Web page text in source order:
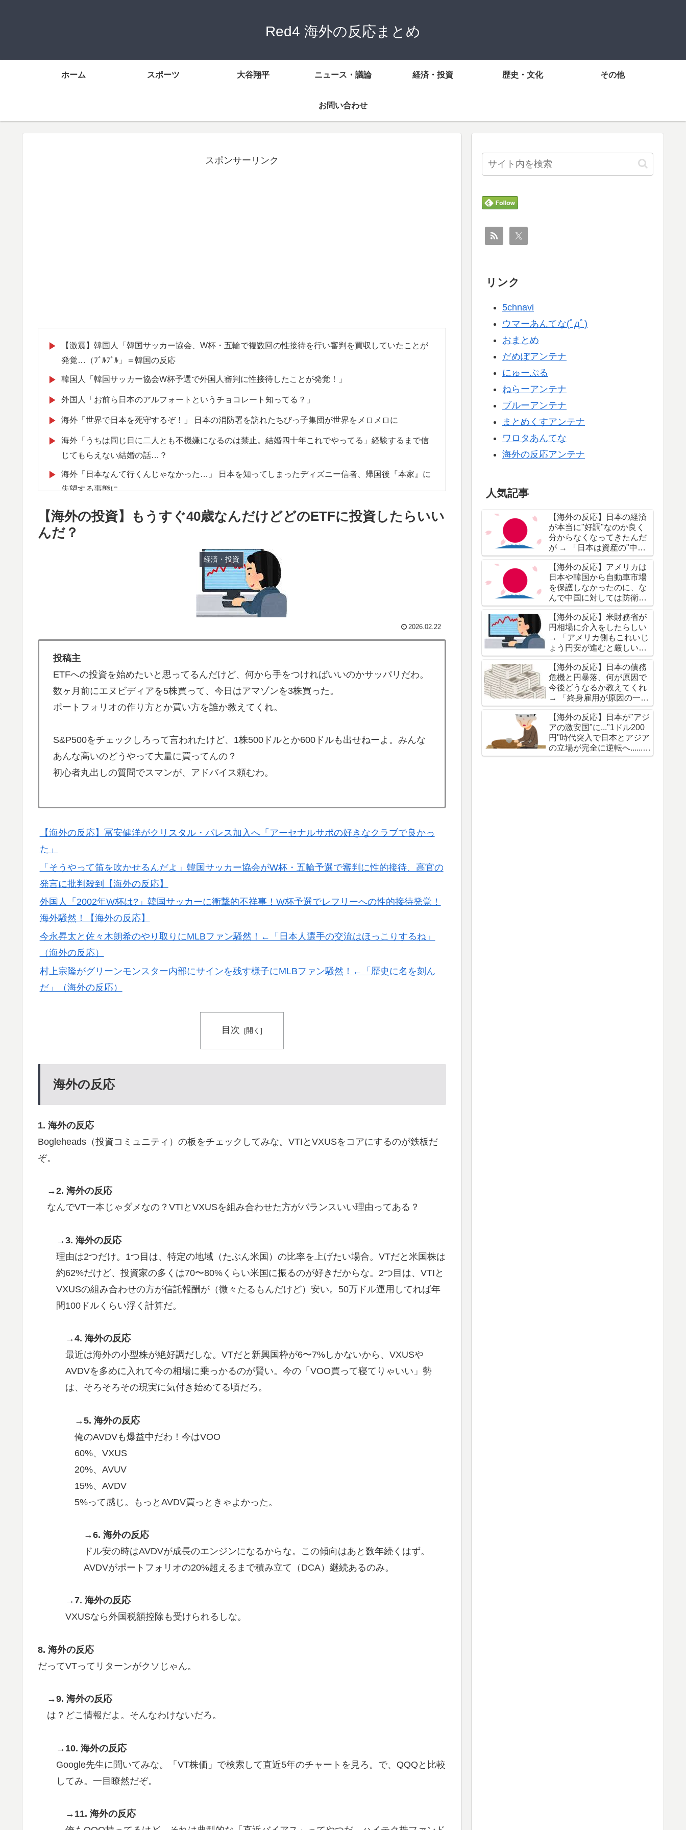
Red4 海外の反応まとめ
ホーム スポーツ 大谷翔平 ニュース・議論 経済・投資 歴史・文化 その他
お問い合わせ
スポンサーリンク
▶
【激震】韓国人「韓国サッカー協会、W杯・五輪で複数回の性接待を行い審判を買収していたことが
発覚…（ﾌﾞﾙﾌﾞﾙ」＝韓国の反応
▶ 韓国人「韓国サッカー協会W杯予選で外国人審判に性接待したことが発覚！」
▶ 外国人「お前ら日本のアルフォートというチョコレート知ってる？」
▶ 海外「世界で日本を死守するぞ！」 日本の消防署を訪れたちびっ子集団が世界をメロメロに
▶
海外「うちは同じ日に二人とも不機嫌になるのは禁止。結婚四十年これでやってる」経験するまで信
じてもらえない結婚の話…？
▶
海外「日本なんて行くんじゃなかった…」 日本を知ってしまったディズニー信者、帰国後『本家』に
失望する事態に
▶ 海外「もう日本を離れるなよ！」 助っ人外国人にも敬意を払う日本人の姿に感動の声が殺到
▶ 外国人「2002年W杯は?」韓国サッカーに衝撃的不祥事！W杯予選でレフリーへの性的接待発覚！海外
ロシア「お前らの国にある似非エッフェル塔を見せてくれ！」
韓国、日本で韓国籍のインフルエンサーが7台の車に当て逃げして逮捕されたのに「また日本は嫌韓し
ようとしている」と決めつけて責任転嫁
外国人「2002年W杯は?」韓国サッカーに衝撃的不祥事！W杯予選でレフリーへの性的接待発覚！海外
の？ → 「トップ層ではあるが二刀流の影響で超一流とまでは言えないイメージ」「投手に専念したら
サイヤングも獲れると思うんだけどな」
【海外の反応】今永昇太、好調の秘訣はスマホ画面だとイマナガ節を炸裂「NPBでは面白さが必須条
件なの？」
▶
海外「誰か助けて！日本で不思議な瓶に入った飲み物を貰ったんだけど、これってどうやって開ける
んだ！？」【海外の反応】
説】
▶
▶ 韓国内で続く反日的雰囲気…日本不買運動の広報チラシを受け取った日本人留学生困惑＝韓国の反応
▶ ガソリンスタンドで助けを求めた女性が連れ去られる瞬間！！
▶ 外国人「使い捨てだ」FIFA会長、辞任危機でトランプ政権に泣き付くも無視されて海外失笑！【海外
の反応】
▶ ライバルのリコに身体で賞金払わせる話やりてえ
▶ 韓国人「SKハイニックスが10%台の暴落！外国人投資家と機関が売り越しを仕掛けコスピが4%を超え
同じようなことをやってるよな」「中国に関する情報はマジで両極端なものしかない」
▶ 韓国人「PSG、日本の鈴木彩艶に約60億円で正式オファー・・・」→「あいつがそれほどなのか（ﾌﾞﾙ
ﾌﾞﾙ）」「レギュラーとして出れるとは思わない...
▶ 【悲報】中川翔子(41)「Xはもう愚痴だらけだから開きたくない」
▶ 【激震】韓国人「韓国サッカー協会、W杯・五輪で複数回の性接待を行い審判を買収していたことが
英国人「ようこそ」冨安健洋、クリスタルパレス加入が決定的に！メディカル検査をパス！現地サポ
が歓迎！アーセナルファンも祝福！【海外の反応】
だそうです」
える本命とは!?【海外の反応】
▶ 無気力な韓国代表、オーストリアにも0-1で敗北…3月のAマッチは2敗で終＝韓国の反応
【海外の投資】もうすぐ40歳なんだけどどのETFに投資したらいい
んだ？
経済・投資
2026.02.22
投稿主
ETFへの投資を始めたいと思ってるんだけど、何から手をつければいいのかサッパリだわ。
数ヶ月前にエヌビディアを5株買って、今日はアマゾンを3株買った。
ポートフォリオの作り方とか買い方を誰か教えてくれ。
S&P500をチェックしろって言われたけど、1株500ドルとか600ドルも出せねーよ。みんな
あんな高いのどうやって大量に買ってんの？
初心者丸出しの質問でスマンが、アドバイス頼むわ。
【海外の反応】冨安健洋がクリスタル・パレス加入へ「アーセナルサポの好きなクラブで良かっ
た」
「そうやって笛を吹かせるんだよ」韓国サッカー協会がW杯・五輪予選で審判に性的接待、高官の
発言に批判殺到【海外の反応】
外国人「2002年W杯は?」韓国サッカーに衝撃的不祥事！W杯予選でレフリーへの性的接待発覚！
海外騒然！【海外の反応】
今永昇太と佐々木朗希のやり取りにMLBファン騒然！←「日本人選手の交流はほっこりするね」
（海外の反応）
村上宗隆がグリーンモンスター内部にサインを残す様子にMLBファン騒然！←「歴史に名を刻ん
だ」（海外の反応）
目次
海外の反応
1. 海外の反応
Bogleheads（投資コミュニティ）の板をチェックしてみな。VTIとVXUSをコアにするのが鉄板だ
ぞ。
→2. 海外の反応
なんでVT一本じゃダメなの？VTIとVXUSを組み合わせた方がバランスいい理由ってある？
→3. 海外の反応
理由は2つだけ。1つ目は、特定の地域（たぶん米国）の比率を上げたい場合。VTだと米国株は
約62%だけど、投資家の多くは70〜80%くらい米国に振るのが好きだからな。2つ目は、VTIと
VXUSの組み合わせの方が信託報酬が（微々たるもんだけど）安い。50万ドル運用してれば年
間100ドルくらい浮く計算だ。
→4. 海外の反応
最近は海外の小型株が絶好調だしな。VTだと新興国枠が6〜7%しかないから、VXUSや
AVDVを多めに入れて今の相場に乗っかるのが賢い。今の「VOO買って寝てりゃいい」勢
は、そろそろその現実に気付き始めてる頃だろ。
→5. 海外の反応
俺のAVDVも爆益中だわ！今はVOO
60%、VXUS
20%、AVUV
15%、AVDV
5%って感じ。もっとAVDV買っときゃよかった。
→6. 海外の反応
ドル安の時はAVDVが成長のエンジンになるからな。この傾向はあと数年続くはず。
AVDVがポートフォリオの20%超えるまで積み立て（DCA）継続あるのみ。
→7. 海外の反応
VXUSなら外国税額控除も受けられるしな。
8. 海外の反応
だってVTってリターンがクソじゃん。
→9. 海外の反応
は？どこ情報だよ。そんなわけないだろ。
→10. 海外の反応
Google先生に聞いてみな。「VT株価」で検索して直近5年のチャートを見ろ。で、QQQと比較
してみ。一目瞭然だぞ。
→11. 海外の反応
リンク
5chnavi
ウマーあんてな(ﾟдﾟ)
おまとめ
だめぽアンテナ
にゅーぷる
ねらーアンテナ
ブルーアンテナ
まとめくすアンテナ
ワロタあんてな
海外の反応アンテナ
人気記事
【海外の反応】日本の経済
が本当に"好調"なのか良く
分からなくなってきたんだ
が → 「日本は資産の"中央
値"が高くて格差が小さいの
がいいところ」「日本で暮
らす分にはいいけど世界レ
ベルで資産を築きたいなら
別の国に行くべき」
【海外の反応】アメリカは
日本や韓国から自動車市場
を保護しなかったのに、な
んで中国に対しては防衛す
るんだ？ → 「当時は日本と
韓国に対しても防衛策をと
ってたぞ」「日本はプラザ
同意で潰されたしな」
【海外の反応】米財務省が
円相場に介入をしたらしい
→ 「アメリカ側もこれいじ
ょう円安が進むと厳しいっ
てことか」「日本が米国債
を売って円安対策に回され
るとヤバいからな」
【海外の反応】日本の債務
危機と円暴落、何が原因で
今後どうなるか教えてくれ
→ 「終身雇用が原因の一つ
だな」「日本はとにかく給
料が低いよな」
【海外の反応】日本が"アジ
アの激安国"に..."1ドル200
円"時代突入で日本とアジア
の立場が完全に逆転へ......
→ 「これで製造業が日本に